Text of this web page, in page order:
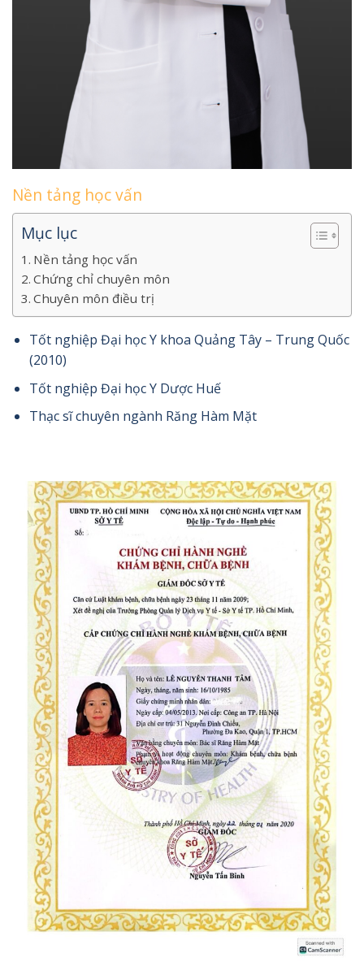
Nền tảng học vấn
Mục lục
Nền tảng học vấn
Chứng chỉ chuyên môn
Chuyên môn điều trị
Tốt nghiệp Đại học Y khoa Quảng Tây – Trung Quốc
(2010)
Tốt nghiệp Đại học Y Dược Huế
Thạc sĩ chuyên ngành Răng Hàm Mặt